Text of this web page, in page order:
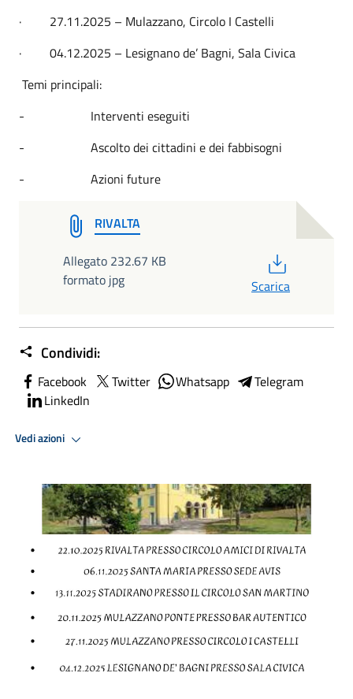
· 27.11.2025 – Mulazzano, Circolo I Castelli
· 04.12.2025 – Lesignano de’ Bagni, Sala Civica
Temi principali:
- Interventi eseguiti
- Ascolto dei cittadini e dei fabbisogni
- Azioni future
RIVALTA
Allegato 232.67 KB
formato jpg
Scarica
Condividi:
Facebook Twitter Whatsapp
Telegram
LinkedIn
Vedi azioni